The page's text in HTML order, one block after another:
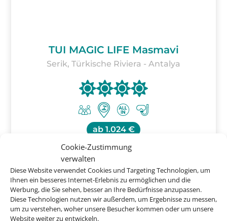
Cookie-Zustimmung
verwalten
Diese Website verwendet Cookies und Targeting Technologien, um
Ihnen ein besseres Internet-Erlebnis zu ermöglichen und die
Werbung, die Sie sehen, besser an Ihre Bedürfnisse anzupassen.
Diese Technologien nutzen wir außerdem, um Ergebnisse zu messen,
um zu verstehen, woher unsere Besucher kommen oder um unsere
Website weiter zu entwickeln.
TUI MAGIC LIFE Masmavi
Serik, Türkische Riviera - Antalya
ab 1.024 €
Buchen Sie jetzt ganz